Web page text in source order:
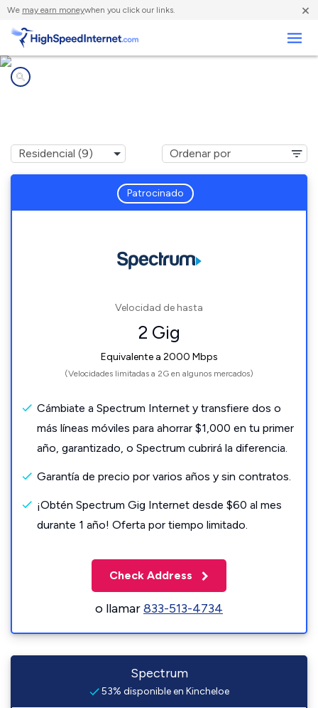
We may earn moneywhen you click our links. ×
Patrocinado
Velocidad de hasta
2 Gig
Equivalente a 2000 Mbps
(Velocidades limitadas a 2G en algunos mercados)
Cámbiate a Spectrum Internet y transfiere dos o
más líneas móviles para ahorrar $1,000 en tu primer
año, garantizado, o Spectrum cubrirá la diferencia.
Garantía de precio por varios años y sin contratos.
¡Obtén Spectrum Gig Internet desde $60 al mes
durante 1 año! Oferta por tiempo limitado.
Check Address
o llamar833-513-4734
Spectrum
53% disponible en Kincheloe